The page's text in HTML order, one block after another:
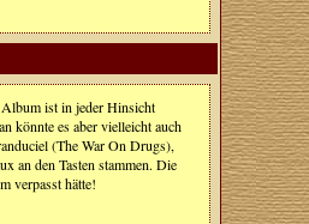
Album ist in jeder Hinsicht
könnte es aber vielleicht auch
(The War On Drugs),
an den Tasten stammen. Die
verpasst hätte!